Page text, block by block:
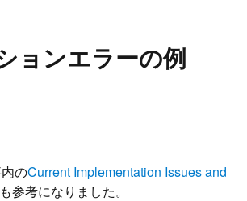
ョンエラーの例
のCurrent Implementation Issues and
参考になりました。